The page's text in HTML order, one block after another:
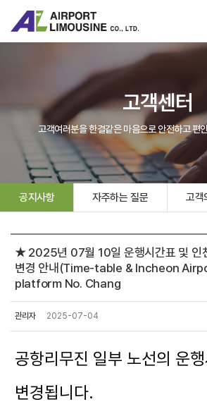
고객센터
고객여러분을 한결같은 마음으로 안전하고 편
공지사항 자주하는 질문 고객
★ 2025년 07월 10일 운행시간표 및 인
변경 안내(Time-table & Incheon
platform No. Chang
관리자 2025-07-04
공항리무진 일부 노선의 운
변경됩니다.